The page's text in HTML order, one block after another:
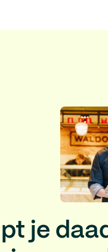
je